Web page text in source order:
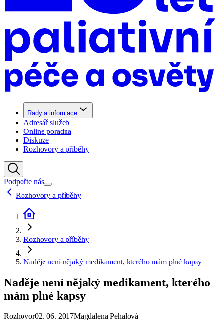
Rady a informace
Adresář služeb
Online poradna
Diskuze
Rozhovory a příběhy
Podpořte nás
Rozhovory a příběhy
Rozhovory a příběhy
Naděje není nějaký medikament, kterého mám plné kapsy
Naděje není nějaký medikament, kterého
mám plné kapsy
Rozhovor02. 06. 2017Magdalena Pehalová